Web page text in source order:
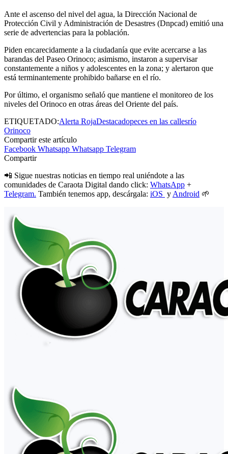
Ante el ascenso del nivel del agua, la Dirección Nacional de
Protección Civil y Administración de Desastres (Dnpcad) emitió una
serie de advertencias para la población.
Piden encarecidamente a la ciudadanía que evite acercarse a las
barandas del Paseo Orinoco; asimismo, instaron a supervisar
constantemente a niños y adolescentes en la zona; y alertaron que
está terminantemente prohibido bañarse en el río.
Por último, el organismo señaló que mantiene el monitoreo de los
niveles del Orinoco en otras áreas del Oriente del país.
ETIQUETADO:Alerta RojaDestacadopeces en las callesrío
Orinoco
Compartir este artículo
Facebook Whatsapp Whatsapp Telegram
Compartir
📲 Sigue nuestras noticias en tiempo real uniéndote a las
comunidades de Caraota Digital dando click: WhatsApp +
Telegram. También tenemos app, descárgala: iOS y Android 🌱